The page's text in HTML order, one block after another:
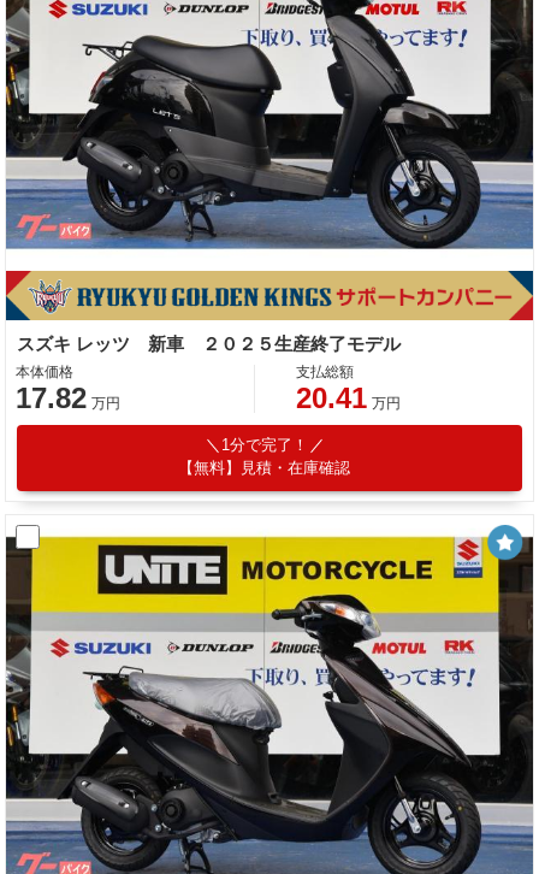
スズキ レッツ 新車 ２０２５生産終了モデル
本体価格
17.82 万円
支払総額
20.41 万円
1分で完了！
【無料】見積・在庫確認